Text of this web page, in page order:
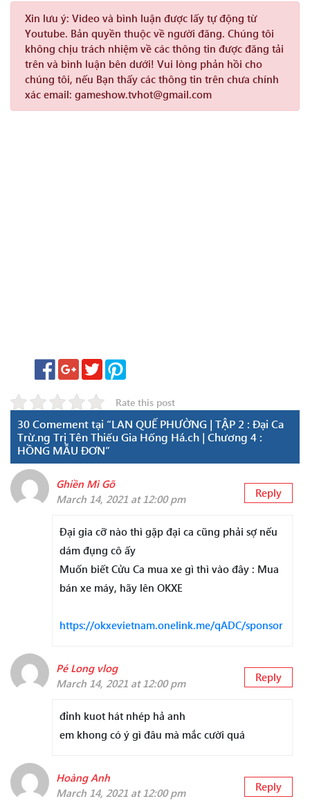
Xin lưu ý: Video và bình luận được lấy tự động từ
Youtube. Bản quyền thuộc về người đăng. Chúng tôi
không chịu trách nhiệm về các thông tin được đăng tải
trên và bình luận bên dưới! Vui lòng phản hồi cho
chúng tôi, nếu Bạn thấy các thông tin trên chưa chính
xác email: gameshow.tvhot@gmail.com
Rate this post
30 Comement tại “LAN QUẾ PHƯỜNG | TẬP 2 : Đại Ca
Trừ.ng Trị Tên Thiếu Gia Hống Há.ch | Chương 4 :
HỒNG MẪU ĐƠN”
Ghiền Mì Gõ
March 14, 2021 at 12:00 pm
Reply
Đại gia cỡ nào thì gặp đại ca cũng phải sợ nếu
dám đụng cô ấy
Muốn biết Cửu Ca mua xe gì thì vào đây : Mua
bán xe máy, hãy lên OKXE
https://okxevietnam.onelink.me/qADC/sponsor
Pé Long vlog
March 14, 2021 at 12:00 pm
Reply
đỉnh kuot hát nhép hả anh
em khong có ý gì đâu mà mắc cười quá
Hoàng Anh
March 14, 2021 at 12:00 pm
Reply